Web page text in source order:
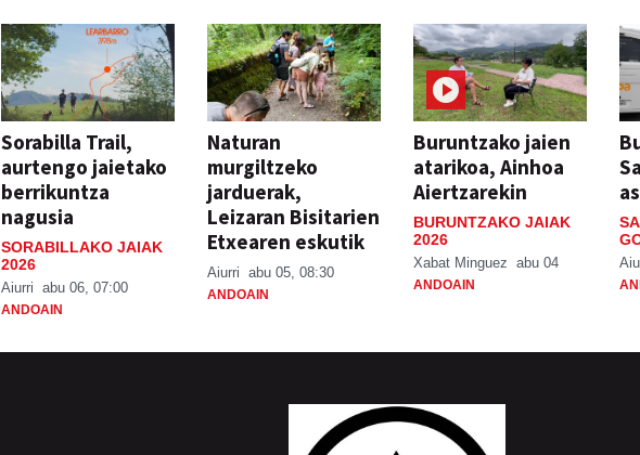
Sorabilla Trail,
aurtengo jaietako
berrikuntza
nagusia
SORABILLAKO JAIAK
2026
Aiurri abu 06, 07:00
ANDOAIN
Naturan
murgiltzeko
jarduerak,
Leizaran Bisitarien
Etxearen eskutik
Aiurri abu 05, 08:30
ANDOAIN
Buruntzako jaien
atarikoa, Ainhoa
Aiertzarekin
BURUNTZAKO JAIAK
2026
Xabat Minguez abu 04
ANDOAIN